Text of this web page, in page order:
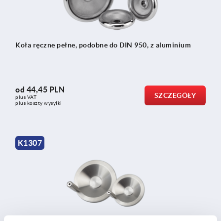
Koła ręczne pełne, podobne do DIN 950, z aluminium
od 44,45 PLN
plus VAT
plus koszty wysyłki
SZCZEGÓŁY
K1307